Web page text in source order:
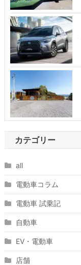
カテゴリー
all
電動車コラム
電動車 試乗記
自動車
EV・電動車
店舗